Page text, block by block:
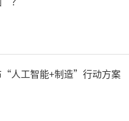
。为热烈
赞伟大时
银丰物业
人工智能+制造”行动方案